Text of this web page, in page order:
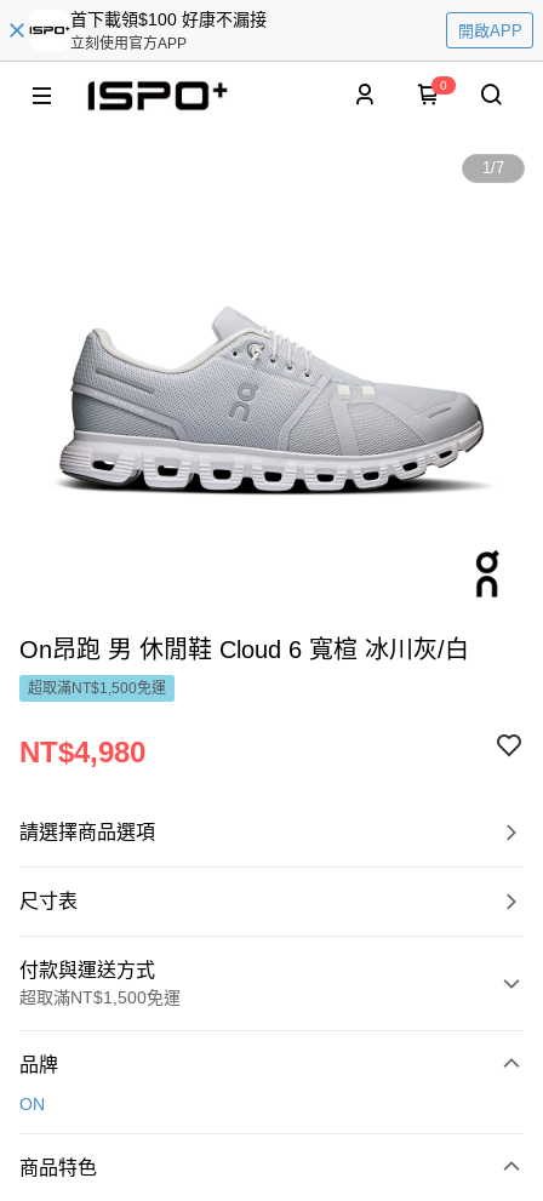
首下載領$100 好康不漏接
立刻使用官方APP
開啟APP
0
1/7
On昂跑 男 休閒鞋 Cloud 6 寬楦 冰川灰/白
超取滿NT$1,500免運
NT$4,980
請選擇商品選項
尺寸表
付款與運送方式
超取滿NT$1,500免運
信用卡一次付款
Apple Pay
品牌
ON
商品特色